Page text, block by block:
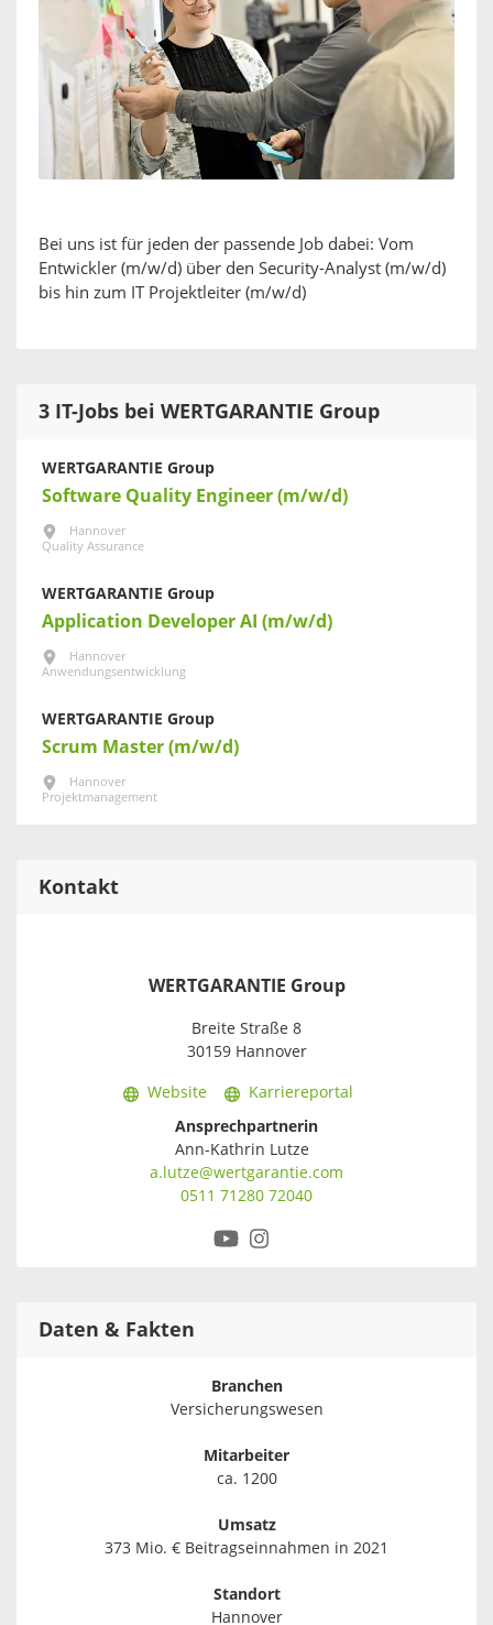
Bei uns ist für jeden der passende Job dabei: Vom
Entwickler (m/w/d) über den Security-Analyst (m/w/d)
bis hin zum IT Projektleiter (m/w/d)
3 IT-Jobs bei WERTGARANTIE Group
WERTGARANTIE Group
Software Quality Engineer (m/w/d)
Hannover
Quality Assurance
WERTGARANTIE Group
Application Developer AI (m/w/d)
Hannover
Anwendungsentwicklung
WERTGARANTIE Group
Scrum Master (m/w/d)
Hannover
Projektmanagement
Kontakt
WERTGARANTIE Group
Breite Straße 8
30159 Hannover
Website
Karriereportal
Ansprechpartnerin
Ann-Kathrin Lutze
a.lutze@wertgarantie.com
0511 71280 72040
Daten & Fakten
Branchen
Versicherungswesen
Mitarbeiter
ca. 1200
Umsatz
373 Mio. € Beitragseinnahmen in 2021
Standort
Hannover